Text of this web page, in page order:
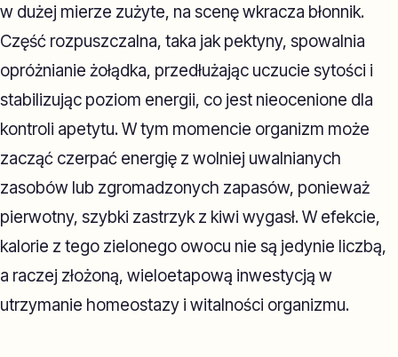
w dużej mierze zużyte, na scenę wkracza błonnik.
Część rozpuszczalna, taka jak pektyny, spowalnia
opróżnianie żołądka, przedłużając uczucie sytości i
stabilizując poziom energii, co jest nieocenione dla
kontroli apetytu. W tym momencie organizm może
zacząć czerpać energię z wolniej uwalnianych
zasobów lub zgromadzonych zapasów, ponieważ
pierwotny, szybki zastrzyk z kiwi wygasł. W efekcie,
kalorie z tego zielonego owocu nie są jedynie liczbą,
a raczej złożoną, wieloetapową inwestycją w
utrzymanie homeostazy i witalności organizmu.